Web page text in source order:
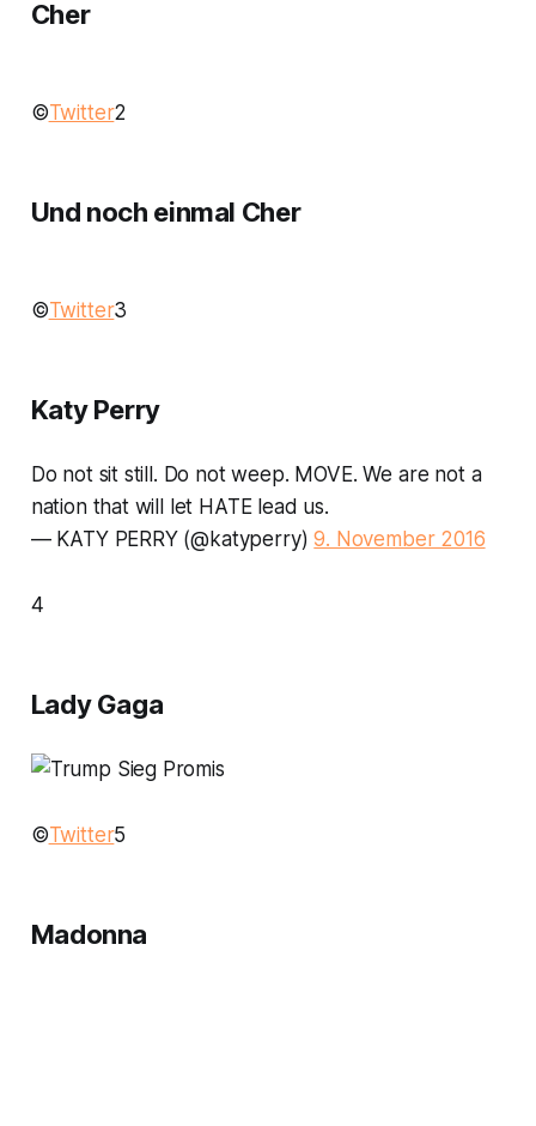
Cher
©Twitter2
Und noch einmal Cher
©Twitter3
Katy Perry
Do not sit still. Do not weep. MOVE. We are not a
nation that will let HATE lead us.
— KATY PERRY (@katyperry)9. November 2016
4
Lady Gaga
©Twitter5
Madonna